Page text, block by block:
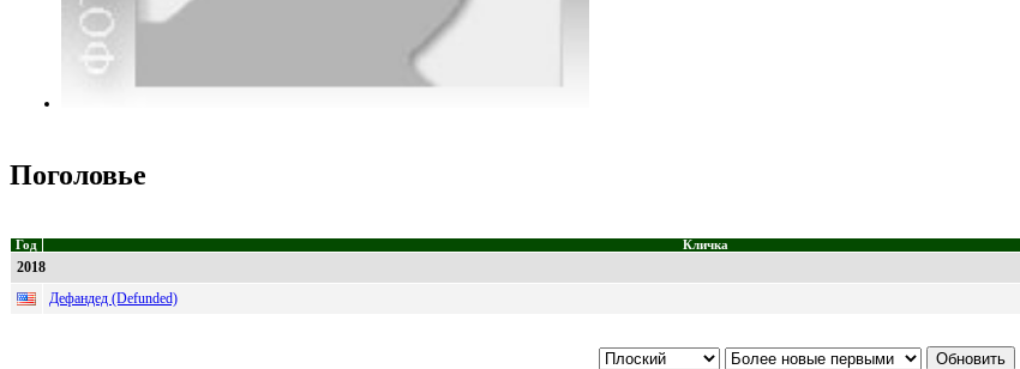
Поголовье
Год Кличка
2018
Дефандед (Defunded)